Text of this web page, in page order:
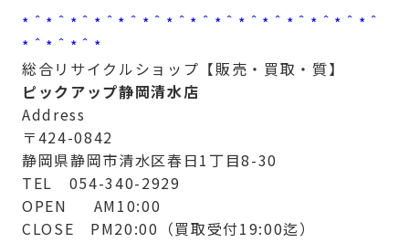
*＾*＾*＾*＾*＾*＾*＾*＾*＾*＾*＾*＾*＾*＾*＾
*＾*＾*＾*
総合リサイクルショップ【販売・買取・質】
ピックアップ静岡清水店
Address
〒424-0842
静岡県静岡市清水区春日1丁目8-30
TEL 054-340-2929
OPEN AM10:00
CLOSE PM20:00（買取受付19:00迄）